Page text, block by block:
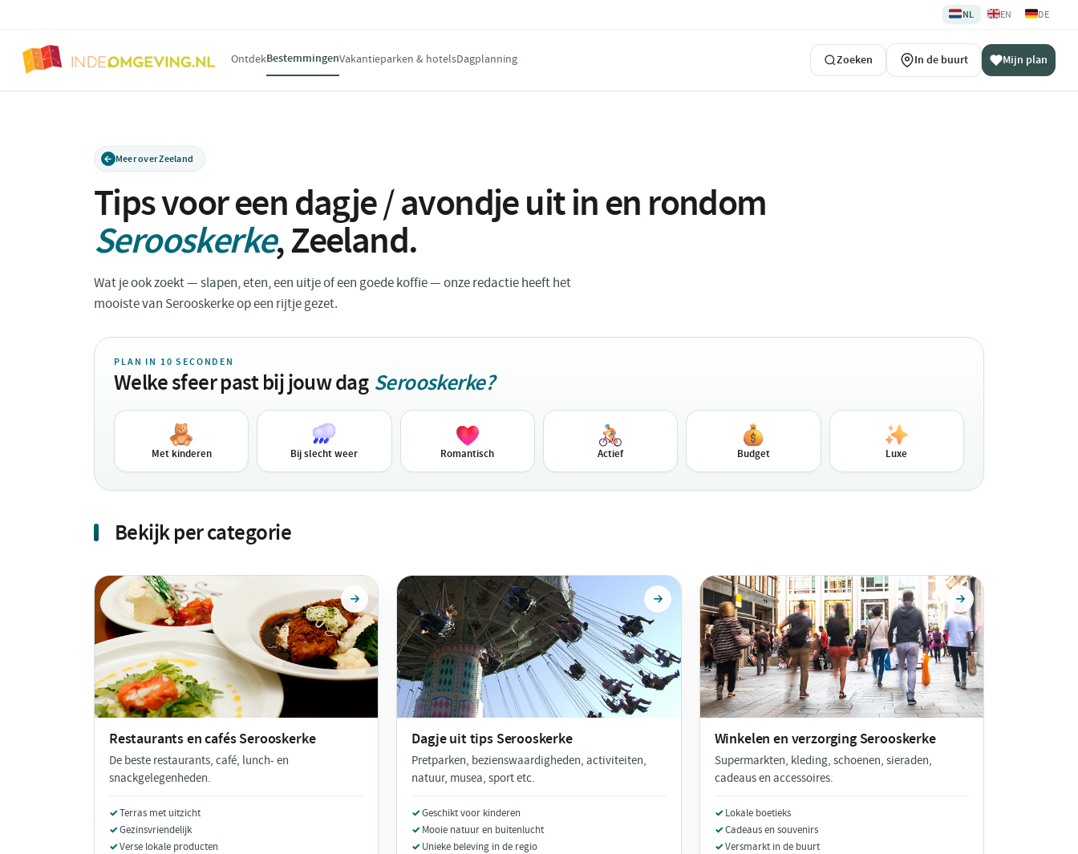
🇳🇱NL 🇬🇧EN 🇩🇪DE
OntdekBestemmingenVakantieparken & hotelsDagplanning Zoeken In de buurt Mijn plan
Meer over Zeeland
Tips voor een dagje / avondje uit in en rondom
Serooskerke,Zeeland.
Wat je ook zoekt — slapen, eten, een uitje of een goede koffie — onze redactie heeft het
mooiste van Serooskerke op een rijtje gezet.
PLAN IN 10 SECONDEN
Welke sfeer past bij jouw dagSerooskerke?
Met kinderen Bij slecht weer Romantisch Actief Budget Luxe
Bekijk per categorie
Restaurants en cafésSerooskerke
De beste restaurants, café, lunch- en
snackgelegenheden.
Terras met uitzicht
Gezinsvriendelijk
Verse lokale producten
Dagje uit tips Serooskerke
Pretparken, bezienswaardigheden, activiteiten,
natuur, musea, sport etc.
Geschikt voor kinderen
Mooie natuur en buitenlucht
Unieke beleving in de regio
Winkelen en verzorging Serooskerke
Supermarkten, kleding, schoenen, sieraden,
cadeaus en accessoires.
Lokale boetieks
Cadeaus en souvenirs
Versmarkt in de buurt